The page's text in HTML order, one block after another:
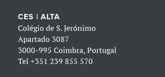
CES | ALTA
Colégio de S. Jerónimo
Apartado 3087
3000-995 Coimbra, Portugal
Tel+351 239 855 570